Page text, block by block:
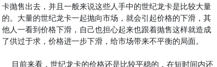
卡抛售出去，并且一般来说这些人手中的世纪龙卡是比较大量
的。大量的世纪龙卡一起抛向市场，就会引起价格的下滑，其
他人一看到价格下滑，自己也担心起来也跟着抛售这样就造成
了供过于求，价格进一步下滑，给市场带来不平衡的局面。
目前来看，世纪龙卡的价格还是比较平稳的，在短时间内还